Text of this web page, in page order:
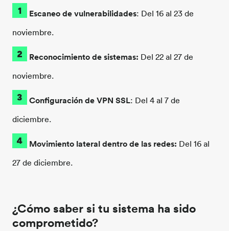
Escaneo de vulnerabilidades: Del 16 al 23 de
noviembre.
Reconocimiento de sistemas: Del 22 al 27 de
noviembre.
Configuración de VPN SSL: Del 4 al 7 de
diciembre.
Movimiento lateral dentro de las redes: Del 16 al
27 de diciembre.
¿Cómo saber si tu sistema ha sido
comprometido?